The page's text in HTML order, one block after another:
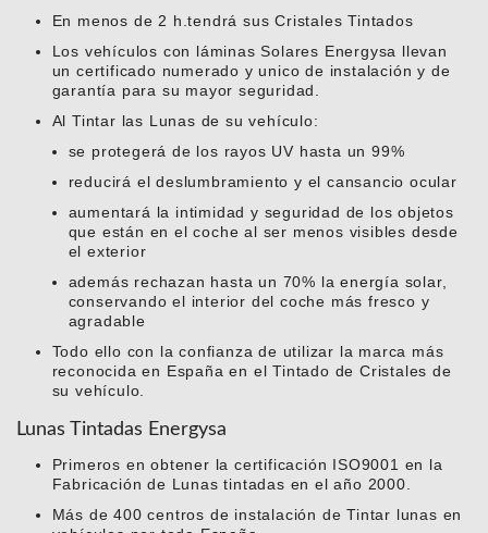
En menos de 2 h.tendrá sus Cristales Tintados
Los vehículos con láminas Solares Energysa llevan
un certificado numerado y unico de instalación y de
garantía para su mayor seguridad.
Al Tintar las Lunas de su vehículo:
se protegerá de los rayos UV hasta un 99%
reducirá el deslumbramiento y el cansancio ocular
aumentará la intimidad y seguridad de los objetos
que están en el coche al ser menos visibles desde
el exterior
además rechazan hasta un 70% la energía solar,
conservando el interior del coche más fresco y
agradable
Todo ello con la confianza de utilizar la marca más
reconocida en España en el Tintado de Cristales de
su vehículo.
Lunas Tintadas Energysa
Primeros en obtener la certificación ISO9001 en la
Fabricación de Lunas tintadas en el año 2000.
Más de 400 centros de instalación de Tintar lunas en